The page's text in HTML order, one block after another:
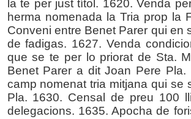
la te per just títol. 1620. Venda
herma nomenada la Tria prop la
Conveni entre Benet Parer qui en
de fadigas. 1627. Venda
que se te per lo priorat de Sta.
Benet Parer a dit Joan Pere
camp nomenat tria mitjana qui se
Pla. 1630. Censal de preu 100
delegacions. 1635. Apocha de